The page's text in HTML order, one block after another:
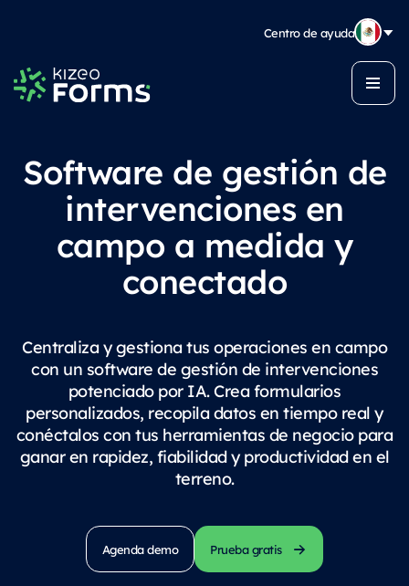
Centro de ayuda
Software de gestión de
intervenciones en
campo a medida y
conectado
Centraliza y gestiona tus operaciones en campo
con un software de gestión de intervenciones
potenciado por IA. Crea formularios
personalizados, recopila datos en tiempo real y
conéctalos con tus herramientas de negocio para
ganar en rapidez, fiabilidad y productividad en el
terreno.
Agenda demo Prueba gratis